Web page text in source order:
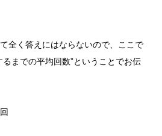
全く答えにはならないので、ここで
までの平均回数”ということでお伝